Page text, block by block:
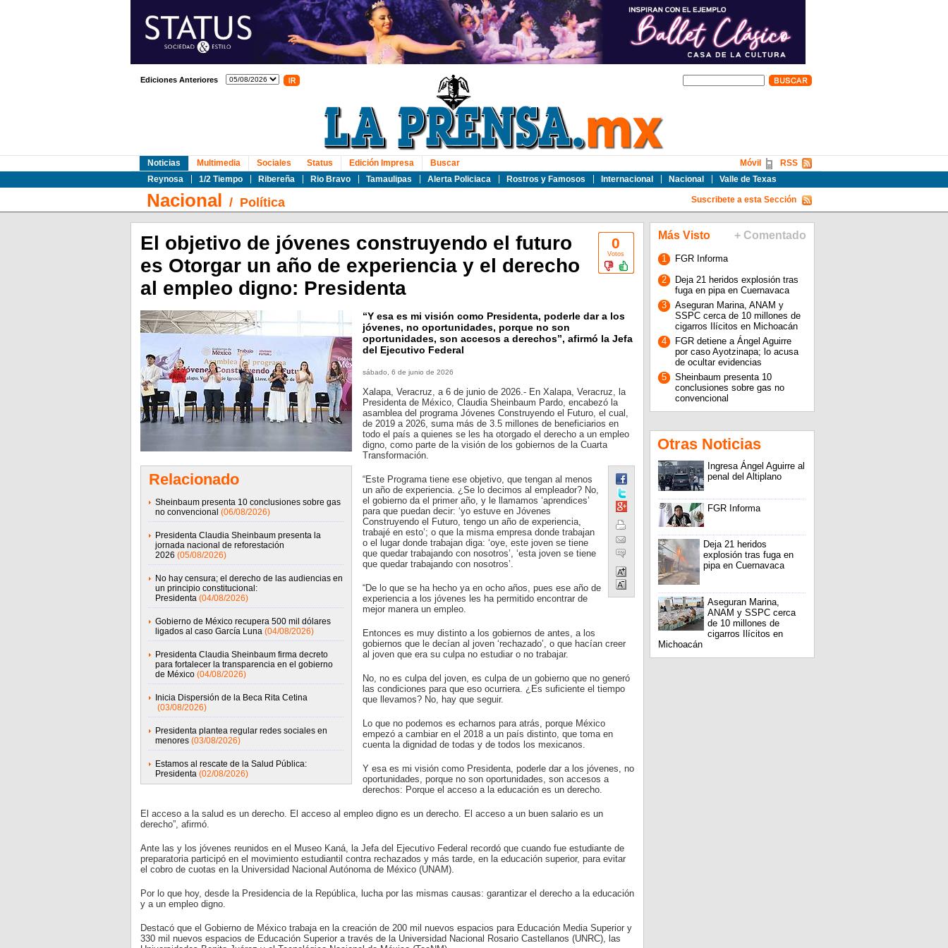
Ediciones Anteriores
Noticias
Reynosa
1/2 Tiempo Ribereña Rio Bravo Tamaulipas Alerta Policiaca Rostros y Famosos Internacional Nacional Valle de Texas
Multimedia Sociales Status Edición Impresa Buscar RSS
Móvil
Nacional / Política Suscribete a esta Sección
0
Votos
El objetivo de jóvenes construyendo el futuro
es Otorgar un año de experiencia y el derecho
al empleo digno: Presidenta
Relacionado
Sheinbaum presenta 10 conclusiones sobre gas
no convencional (06/08/2026)
Presidenta Claudia Sheinbaum presenta la
jornada nacional de reforestación
2026 (05/08/2026)
No hay censura; el derecho de las audiencias en
un principio constitucional:
Presidenta (04/08/2026)
Gobierno de México recupera 500 mil dólares
ligados al caso García Luna (04/08/2026)
Presidenta Claudia Sheinbaum firma decreto
para fortalecer la transparencia en el gobierno
de México (04/08/2026)
Inicia Dispersión de la Beca Rita Cetina
(03/08/2026)
Presidenta plantea regular redes sociales en
menores (03/08/2026)
Estamos al rescate de la Salud Pública:
Presidenta (02/08/2026)
“Y esa es mi visión como Presidenta, poderle dar a los
jóvenes, no oportunidades, porque no son
oportunidades, son accesos a derechos”, afirmó la Jefa
del Ejecutivo Federal
sábado, 6 de junio de 2026
Xalapa, Veracruz, a 6 de junio de 2026.- En Xalapa, Veracruz, la
Presidenta de México, Claudia Sheinbaum Pardo, encabezó la
asamblea del programa Jóvenes Construyendo el Futuro, el cual,
de 2019 a 2026, suma más de 3.5 millones de beneficiarios en
todo el país a quienes se les ha otorgado el derecho a un empleo
digno, como parte de la visión de los gobiernos de la Cuarta
Transformación.
“Este Programa tiene ese objetivo, que tengan al menos
un año de experiencia. ¿Se lo decimos al empleador? No,
el gobierno da el primer año, y le llamamos ‘aprendices’
para que puedan decir: ‘yo estuve en Jóvenes
Construyendo el Futuro, tengo un año de experiencia,
trabajé en esto’; o que la misma empresa donde trabajan
o el lugar donde trabajan diga: ‘oye, este joven se tiene
que quedar trabajando con nosotros’, ‘esta joven se tiene
que quedar trabajando con nosotros’.
“De lo que se ha hecho ya en ocho años, pues ese año de
experiencia a los jóvenes les ha permitido encontrar de
mejor manera un empleo.
Entonces es muy distinto a los gobiernos de antes, a los
gobiernos que le decían al joven ‘rechazado’, o que hacían creer
al joven que era su culpa no estudiar o no trabajar.
No, no es culpa del joven, es culpa de un gobierno que no generó
las condiciones para que eso ocurriera. ¿Es suficiente el tiempo
que llevamos? No, hay que seguir.
Lo que no podemos es echarnos para atrás, porque México
empezó a cambiar en el 2018 a un país distinto, que toma en
cuenta la dignidad de todas y de todos los mexicanos.
Y esa es mi visión como Presidenta, poderle dar a los jóvenes, no
oportunidades, porque no son oportunidades, son accesos a
derechos: Porque el acceso a la educación es un derecho.
El acceso a la salud es un derecho. El acceso al empleo digno es un derecho. El acceso a un buen salario es un
derecho”, afirmó.
Ante las y los jóvenes reunidos en el Museo Kaná, la Jefa del Ejecutivo Federal recordó que cuando fue estudiante de
preparatoria participó en el movimiento estudiantil contra rechazados y más tarde, en la educación superior, para evitar
el cobro de cuotas en la Universidad Nacional Autónoma de México (UNAM).
Por lo que hoy, desde la Presidencia de la República, lucha por las mismas causas: garantizar el derecho a la educación
y a un empleo digno.
Destacó que el Gobierno de México trabaja en la creación de 200 mil nuevos espacios para Educación Media Superior y
330 mil nuevos espacios de Educación Superior a través de la Universidad Nacional Rosario Castellanos (UNRC), las
Más Visto + Comentado
1
FGR Informa
2
Deja 21 heridos explosión tras
fuga en pipa en Cuernavaca
3
Aseguran Marina, ANAM y
SSPC cerca de 10 millones de
cigarros Ilícitos en Michoacán
4
FGR detiene a Ángel Aguirre
por caso Ayotzinapa; lo acusa
de ocultar evidencias
5
Sheinbaum presenta 10
conclusiones sobre gas no
convencional
Otras Noticias
Ingresa Ángel Aguirre al
penal del Altiplano
FGR Informa
Deja 21 heridos
explosión tras fuga en
pipa en Cuernavaca
Aseguran Marina,
ANAM y SSPC cerca
de 10 millones de
cigarros Ilícitos en
Michoacán